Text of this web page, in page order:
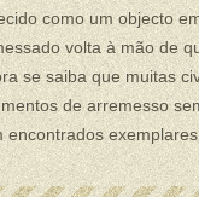
como um objecto
volta à mão de
se saiba que muitas
de arremesso
encontrados